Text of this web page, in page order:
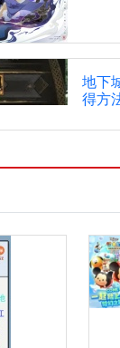
地下
得方